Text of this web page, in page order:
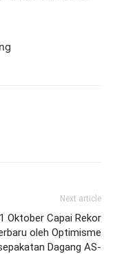
Next article
Oktober Capai Rekor
oleh Optimisme
Dagang AS-